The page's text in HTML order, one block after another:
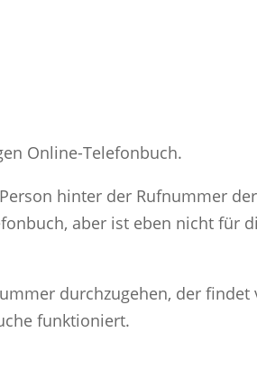
Online-Telefonbuch.
hinter der Rufnummer der
aber ist eben nicht für
durchzugehen, der findet
funktioniert.